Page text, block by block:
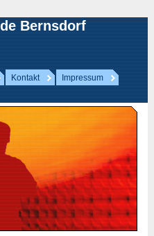
Bernsdorf
Kontakt
Impressum